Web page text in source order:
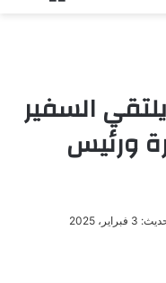
السفير
ورئيس
2025